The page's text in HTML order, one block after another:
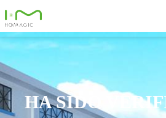
HA SIDO